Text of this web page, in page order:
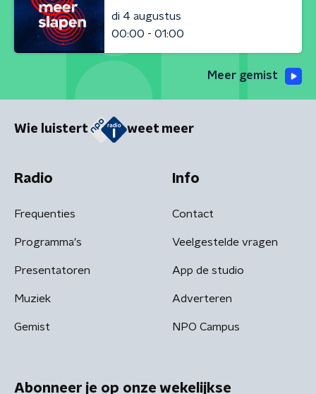
di 4 augustus
00:00 - 01:00
Meer gemist
Wie luistert weet meer
Radio
Frequenties
Programma's
Presentatoren
Muziek
Gemist
Info
Contact
Veelgestelde vragen
App de studio
Adverteren
NPO Campus
Abonneer je op onze wekelijkse